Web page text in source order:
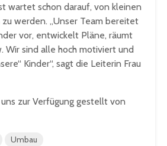
wartet schon darauf, von kleinen
werden. „Unser Team bereitet
vor, entwickelt Pläne, räumt
Wir sind alle hoch motiviert und
Kinder“, sagt die Leiterin Frau
zur Verfügung gestellt von
Umbau